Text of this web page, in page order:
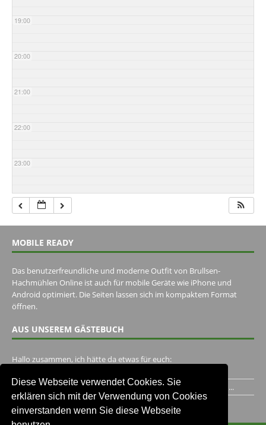
Diese Webseite verwendet Cookies. Sie
erklären sich mit der Verwendung von Cookies
einverstanden wenn Sie diese Webseite
19:00
20:00
21:00
22:00
23:00
MOBILE READY
Das benutzerfreundliche und moderne Outfit von Brullsen-
Hachmühlen Online ist auch für mobile Geräte wie iPhone und
Android optimiert. Die Seiten lassen sich im kompaktem Format
öffnen.
AUS UNSEREM GÄSTEBUCH
Hallo zusammen, ich hätte da etwas für euch:
Ich habe ein Jahr im Gasthaus Hugo Pape verbracht..Habe ihn...
Unser Gästebuch besuchen